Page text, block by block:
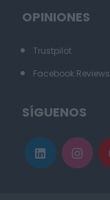
OPINIONES
Trustpilot
Facebook Reviews
SÍGUENOS